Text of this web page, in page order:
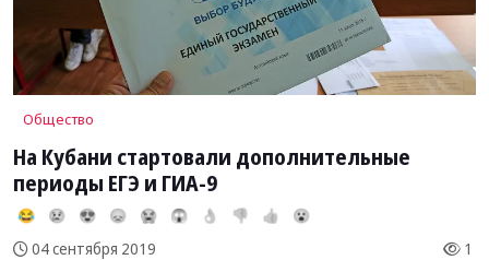
Общество
На Кубани стартовали дополнительные
периоды ЕГЭ и ГИА-9
😂 😢 😍 😞 😭 😱 👌 👎 👍 😮
04 сентября 2019 1